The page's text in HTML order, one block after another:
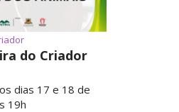
do Criador
dias 17 e 18 de
19h